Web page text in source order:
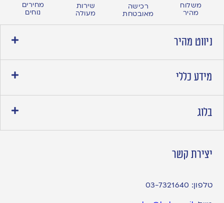
משלוח
מהיר
רכישה
מאובטחת
שירות
מעולה
מחירים
נוחים
ניווט מהיר
מידע כללי
בלוג
יצירת קשר
טלפון: 03-7321640